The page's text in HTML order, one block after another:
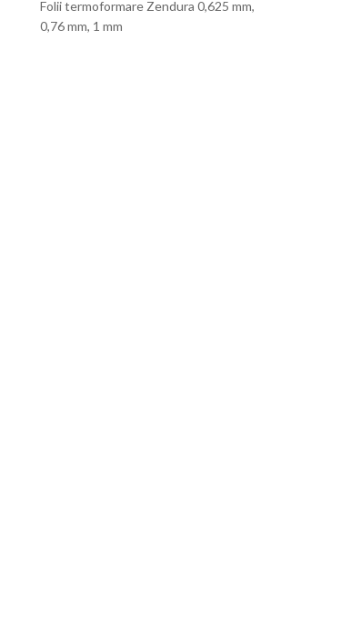
Folii termoformare Zendura 0,625 mm,
0,76 mm, 1 mm